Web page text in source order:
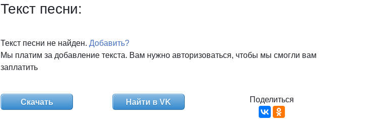
Текст песни:
Текст песни не найден. Добавить?
Мы платим за добавление текста. Вам нужно авторизоваться, чтобы мы смогли вам
заплатить
Скачать Найти в VK Поделиться